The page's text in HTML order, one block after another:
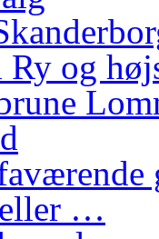
og
eller …